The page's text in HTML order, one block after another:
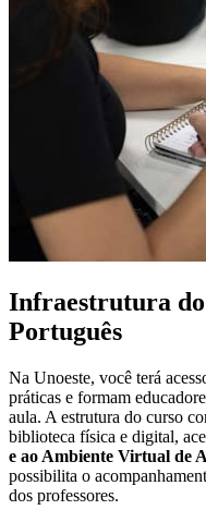
Infraestrutura
Português
Na Unoeste, você terá
práticas e formam
aula. A estrutura do curso
biblioteca física e digital,
e ao Ambiente Virtual de
possibilita o
dos professores.